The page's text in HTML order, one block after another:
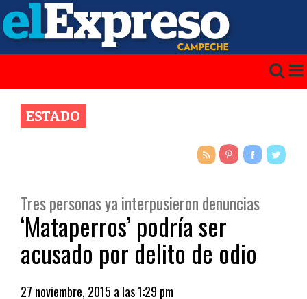
ESTADO
Tres personas ya interpusieron denuncias
‘Mataperros’ podría ser
acusado por delito de odio
27 noviembre, 2015 a las 1:29 pm